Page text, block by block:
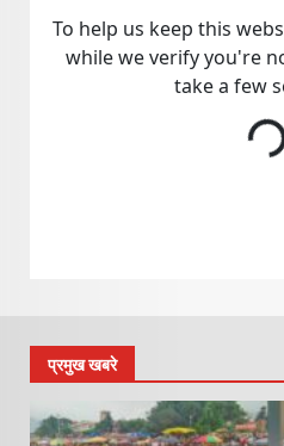
प्रमुख खबरे